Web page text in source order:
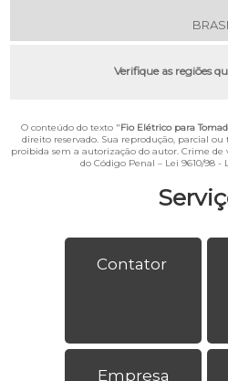
Contator
Empresa
Verifique as regiões
O conteúdo do texto "Fio Elétrico para
direito reservado. Sua reprodução, parcial
proibida sem a autorização do autor. Crime de
do Código Penal – Lei 9610/98 -